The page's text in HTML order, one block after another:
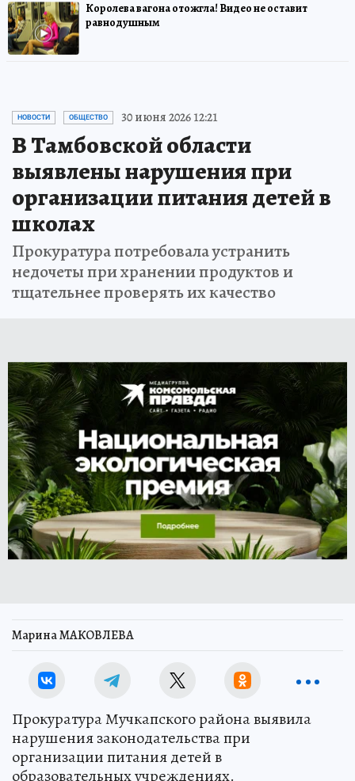
Королева вагона отожгла! Видео не оставит
равнодушным
НОВОСТИ ОБЩЕСТВО 30 июня 2026 12:21
В Тамбовской области
выявлены нарушения при
организации питания детей в
школах
Прокуратура потребовала устранить
недочеты при хранении продуктов и
тщательнее проверять их качество
Марина МАКОВЛЕВА
Прокуратура Мучкапского района выявила
нарушения законодательства при
организации питания детей в
образовательных учреждениях.